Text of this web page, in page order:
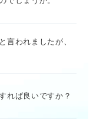
言われましたが、
れば良いですか？